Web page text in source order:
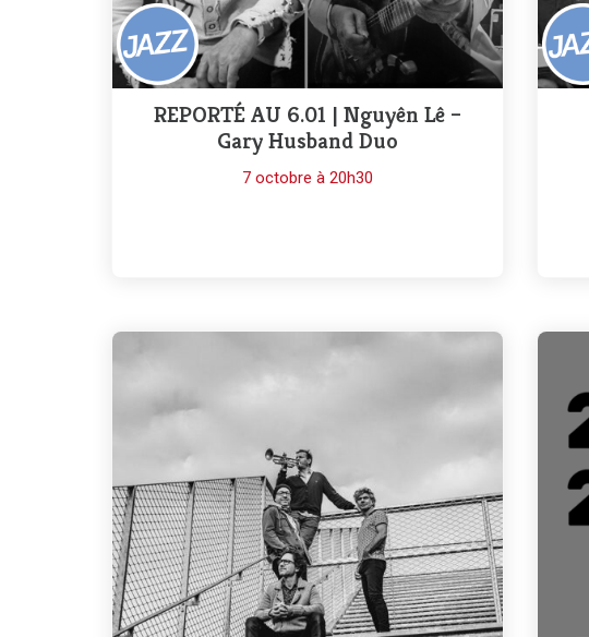
REPORTÉ AU 6.01 | Nguyên Lê –
Gary Husband Duo
7 octobre à 20h30